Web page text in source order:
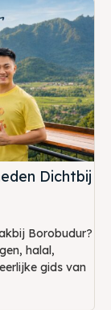
Dichtbij
Borobudur?
halal,
gids van